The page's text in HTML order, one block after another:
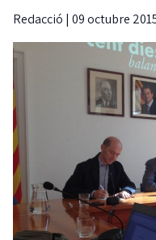
Redacció | 09 octubre